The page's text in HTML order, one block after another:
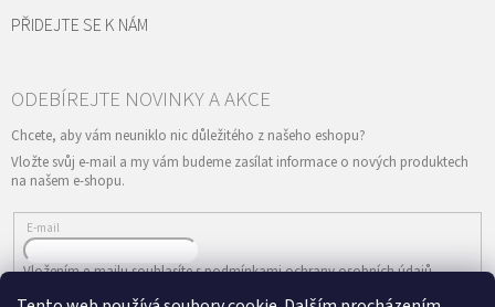
PŘIDEJTE SE K NÁM
Vložte svůj e-mail a my vám budeme zasílat informace o nových produktech
na našem e-shopu.
E-mail
Vložením e-mailu souhlasíte spodmínkami ochrany osobních údajů